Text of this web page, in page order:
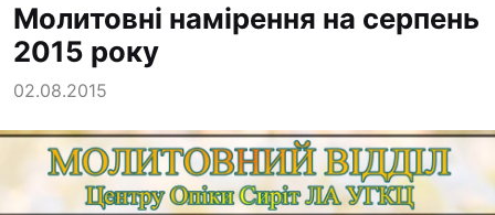
Волонтерство
Наші напрямки
Молитовні намірення на серпень
2015 року
02.08.2015